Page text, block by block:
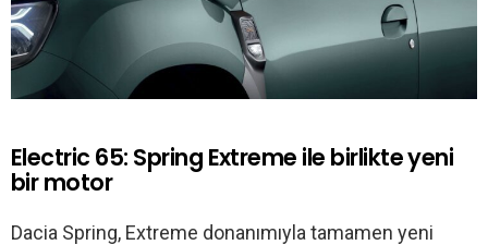
Electric 65: Spring Extreme ile birlikte yeni
bir motor
Dacia Spring, Extreme donanımıyla tamamen yeni